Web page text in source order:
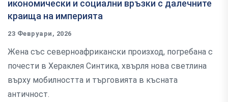
икономически и социални връзки с далечните
краища на империята
23 Февруари, 2026
Жена със северноафрикански произход, погребана с
почести в Хераклея Синтика, хвърля нова светлина
върху мобилността и търговията в късната
античност.